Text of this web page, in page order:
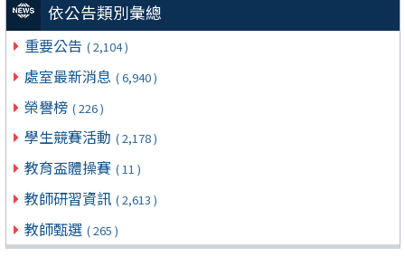
依公告類別彙總
重要公告 ( 2,104 )
處室最新消息 ( 6,940 )
榮譽榜 ( 226 )
學生競賽活動 ( 2,178 )
教育盃體操賽 ( 11 )
教師研習資訊 ( 2,613 )
教師甄選 ( 265 )